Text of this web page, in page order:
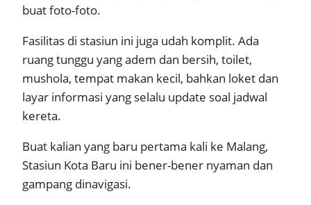
buat foto-foto.
Fasilitas di stasiun ini juga udah komplit. Ada
ruang tunggu yang adem dan bersih, toilet,
mushola, tempat makan kecil, bahkan loket dan
layar informasi yang selalu update soal jadwal
kereta.
Buat kalian yang baru pertama kali ke Malang,
Stasiun Kota Baru ini bener-bener nyaman dan
gampang dinavigasi.